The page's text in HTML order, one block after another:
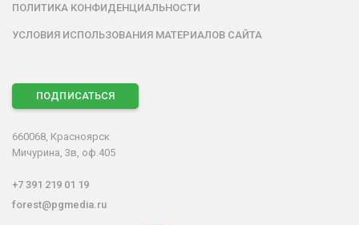
ПОЛИТИКА КОНФИДЕНЦИАЛЬНОСТИ
УСЛОВИЯ ИСПОЛЬЗОВАНИЯ МАТЕРИАЛОВ САЙТА
ПОДПИСАТЬСЯ
660068, Красноярск
Мичурина, 3в, оф.405
+7 391 219 01 19
forest@pgmedia.ru